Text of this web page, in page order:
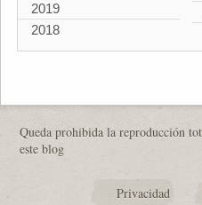
2019
2018
Queda prohibida la reproducción
este blog
Privacidad